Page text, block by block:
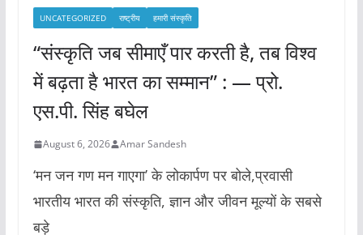
UNCATEGORIZED राष्ट्रीय हमारी संस्कृति
“संस्कृति जब सीमाएँ पार करती है, तब विश्व
में बढ़ता है भारत का सम्मान” : — प्रो.
एस.पी. सिंह बघेल
August 6, 2026 Amar Sandesh
‘मन जन गण मन गाएगा’ के लोकार्पण पर बोले,प्रवासी
भारतीय भारत की संस्कृति, ज्ञान और जीवन मूल्यों के सबसे
बड़े